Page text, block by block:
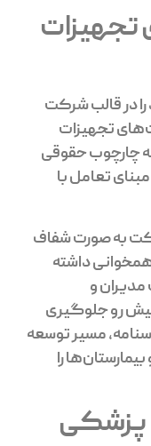
تجهیزات
در قالب شرکت
تجهیزات
چارچوب حقوقی
تعامل با
به صورت شفاف
داشته
و
پیش رو جلوگیری
مسیر توسعه
را
پزشکی